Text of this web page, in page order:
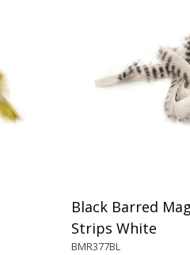
Black Barred
Strips White
BMR377BL